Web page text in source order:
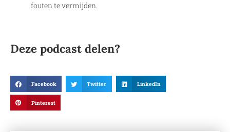
fouten te vermijden.
Deze podcast delen?
Facebook Twitter LinkedIn
Pinterest